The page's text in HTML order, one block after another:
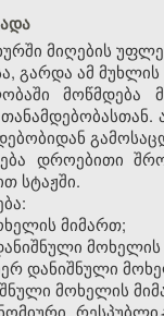
მიღების
გარდა ამ
დროებითი
სტაჟში.
მიმართ;
დანიშნული
მოხელის